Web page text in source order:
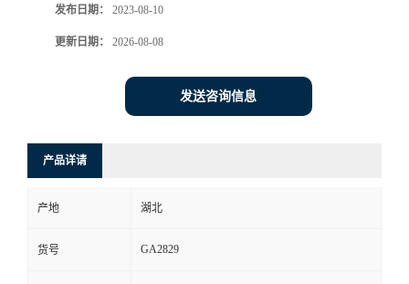
发布日期： 2023-08-10
更新日期： 2026-08-08
发送咨询信息
产品详请
产地 湖北
货号 GA2829